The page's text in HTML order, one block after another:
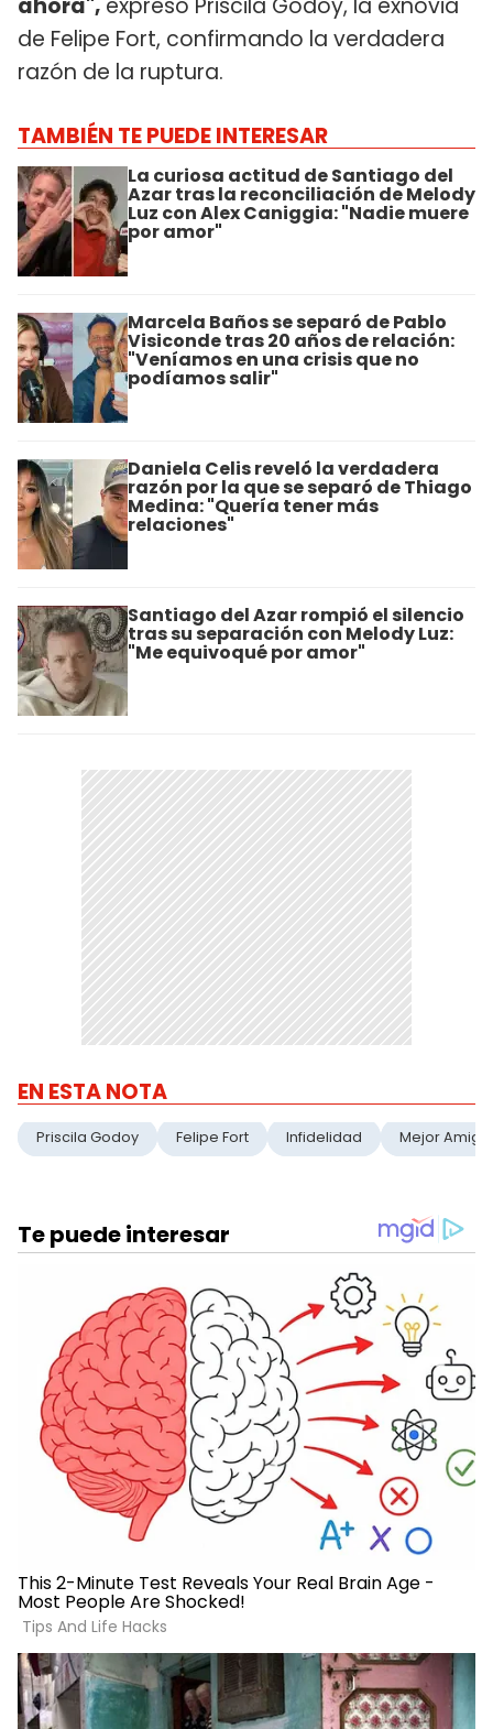
ahora", expresó Priscila Godoy, la exnovia
de Felipe Fort, confirmando la verdadera
razón de la ruptura.
TAMBIÉN TE PUEDE INTERESAR
La curiosa actitud de Santiago del
Azar tras la reconciliación de Melody
Luz con Alex Caniggia: "Nadie muere
por amor"
Marcela Baños se separó de Pablo
Visiconde tras 20 años de relación:
"Veníamos en una crisis que no
podíamos salir"
Daniela Celis reveló la verdadera
razón por la que se separó de Thiago
Medina: "Quería tener más
relaciones"
Santiago del Azar rompió el silencio
tras su separación con Melody Luz:
"Me equivoqué por amor"
EN ESTA NOTA
Priscila Godoy Felipe Fort Infidelidad Mejor Amiga